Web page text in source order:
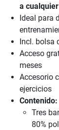
a
Ideal para
Incl. bolsa
Acceso
meses
Accesorio
ejercicios
Contenido:
Tres
80%